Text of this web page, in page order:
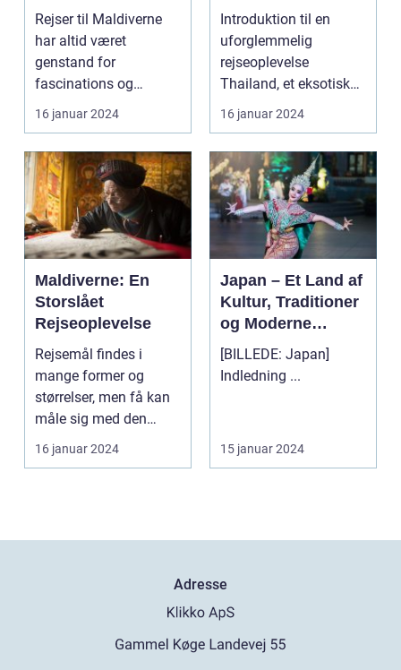
og eventyrlystens
paradis
Rejser til Maldiverne
har altid været
genstand for
fascinations og
beundring. Med sin
betagende natu...
16 januar 2024
Rejsemål
Introduktion til en
uforglemmelig
rejseoplevelse
Thailand, et eksotisk
land med sine smukke
strande...
16 januar 2024
Maldiverne: En
Storslået
Rejseoplevelse
Rejsemål findes i
mange former og
størrelser, men få kan
måle sig med den
naturlige skønhed og
unikk...
16 januar 2024
Japan – Et Land af
Kultur, Traditioner
og Moderne
Vidundere
[BILLEDE: Japan]
Indledning ...
15 januar 2024
Adresse